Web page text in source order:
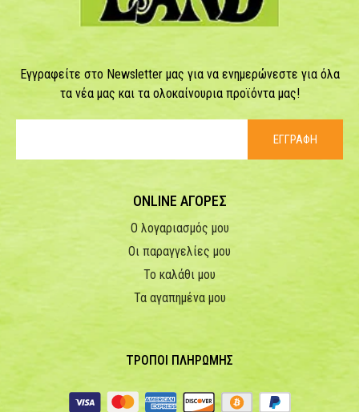
Εγγραφείτε στο Newsletter μας για να ενημερώνεστε για όλα
τα νέα μας και τα ολοκαίνουρια προϊόντα μας!
ΕΓΓΡΑΦΗ
ONLINE ΑΓΟΡΕΣ
Ο λογαριασμός μου
Οι παραγγελίες μου
Το καλάθι μου
Τα αγαπημένα μου
ΤΡΟΠΟΙ ΠΛΗΡΩΜΗΣ